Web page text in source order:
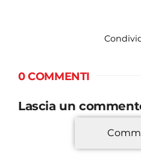
0 COMMENTI
Lascia un